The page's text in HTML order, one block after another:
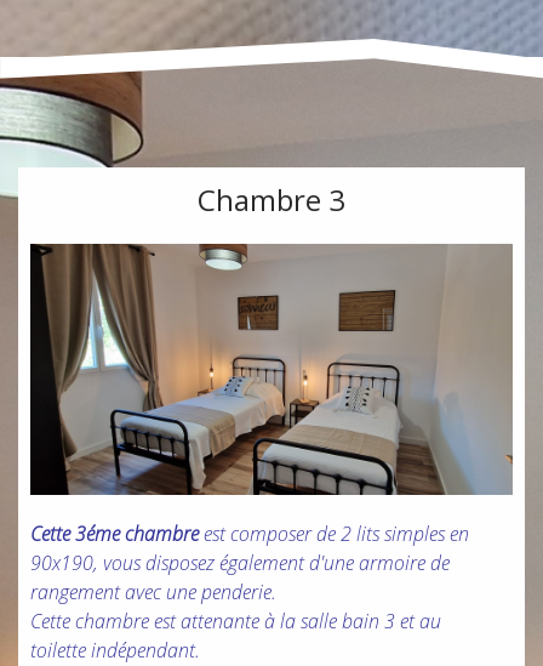
Chambre 3
Cette 3éme chambreest composer de 2 lits simples en
90x190, vous disposez également d'une armoire de
rangement avec une penderie.
Cette chambre est attenante à la salle bain 3 et au
toilette indépendant.